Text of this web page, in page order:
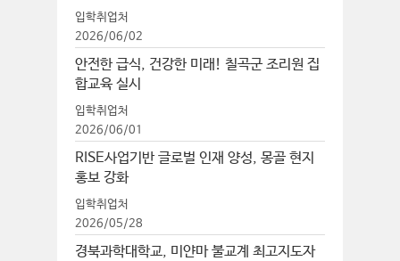
입학취업처
2026/06/02
안전한 급식, 건강한 미래! 칠곡군 조리원 집
합교육 실시
입학취업처
2026/06/01
RISE사업기반 글로벌 인재 양성, 몽골 현지
홍보 강화
입학취업처
2026/05/28
경북과학대학교, 미얀마 불교계 최고지도자